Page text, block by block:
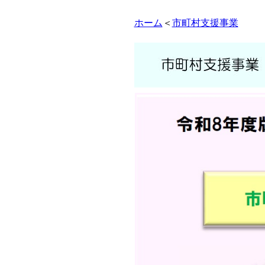
ホーム ＜ 市町村支援事業